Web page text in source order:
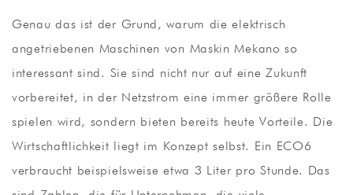
Genau das ist der Grund, warum die elektrisch
angetriebenen Maschinen von Maskin Mekano so
interessant sind. Sie sind nicht nur auf eine Zukunft
vorbereitet, in der Netzstrom eine immer größere Rolle
spielen wird, sondern bieten bereits heute Vorteile. Die
Wirtschaftlichkeit liegt im Konzept selbst. Ein ECO6
verbraucht beispielsweise etwa 3 Liter pro Stunde. Das